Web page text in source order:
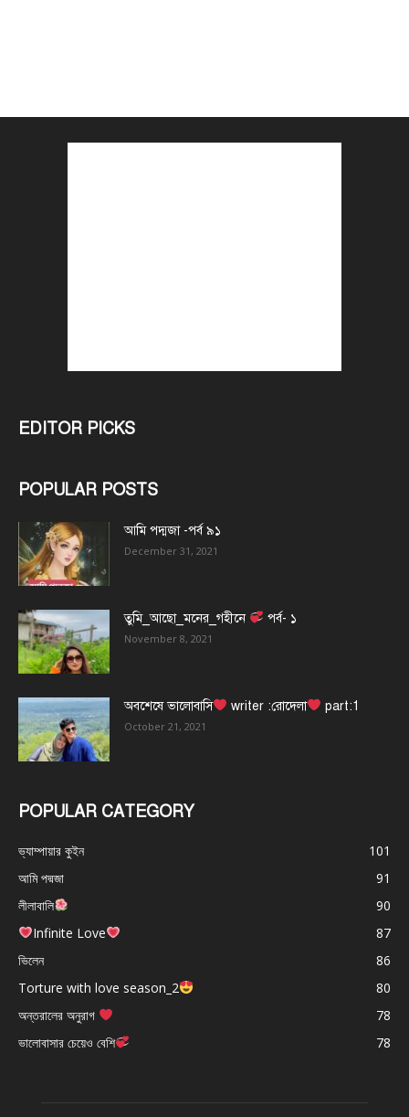
EDITOR PICKS
POPULAR POSTS
আমি পদ্মজা -পর্ব ৯১
December 31, 2021
তুমি_আছো_মনের_গহীনে পর্ব- ১
November 8, 2021
অবশেষে ভালোবাসি writer :রোদেলা part:1
October 21, 2021
POPULAR CATEGORY
ভ্যাম্পায়ার কুইন
101
আমি পদ্মজা
91
লীলাবালি
90
Infinite Love
87
ভিলেন
86
Torture with love season_2
80
অন্তরালের অনুরাগ
78
ভালোবাসার চেয়েও বেশি
78